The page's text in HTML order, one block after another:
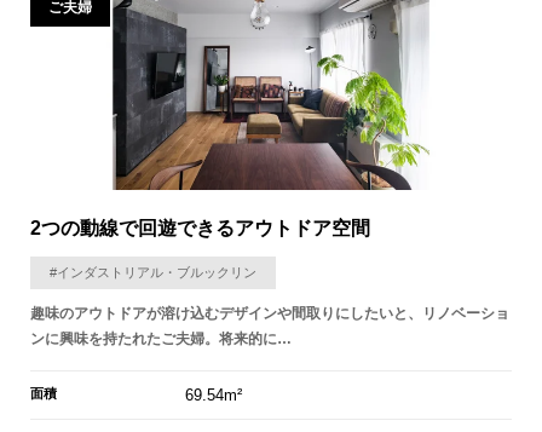
ご夫婦
2つの動線で回遊できるアウトドア空間
#インダストリアル・ブルックリン
趣味のアウトドアが溶け込むデザインや間取りにしたいと、リノベーショ
ンに興味を持たれたご夫婦。将来的に…
面積 69.54m²